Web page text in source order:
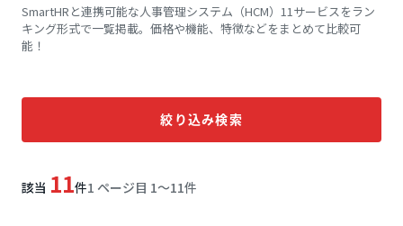
SmartHRと連携可能な人事管理システム（HCM）11サービスをラン
キング形式で一覧掲載。価格や機能、特徴などをまとめて比較可
能！
絞り込み検索
該当 11件1 ページ目 1〜11件